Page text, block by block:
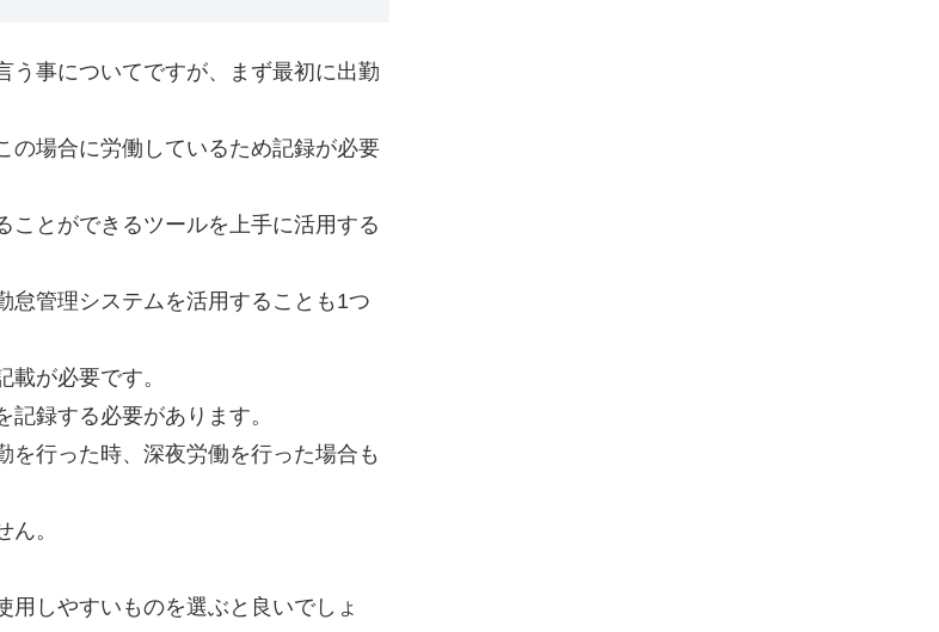
う事についてですが、まず最初に出勤
の場合に労働しているため記録が必要
ことができるツールを上手に活用する
怠管理システムを活用することも1つ
が必要です。
録する必要があります。
を行った時、深夜労働を行った場合も
。
しやすいものを選ぶと良いでしょ